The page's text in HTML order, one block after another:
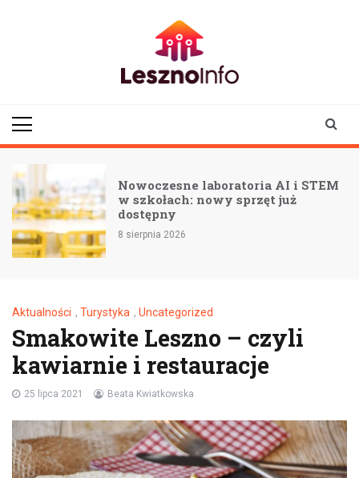
Nowoczesne laboratoria AI i STEM
w szkołach: nowy sprzęt już
dostępny
8 sierpnia 2026
Aktualności , Turystyka , Uncategorized
Smakowite Leszno – czyli
kawiarnie i restauracje
25 lipca 2021 Beata Kwiatkowska